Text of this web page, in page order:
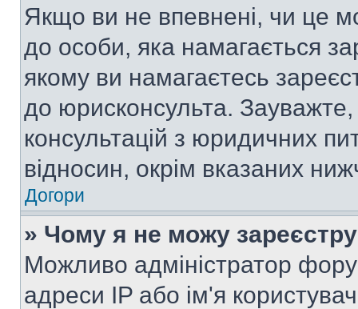
Якщо ви не впевнені, чи це
до особи, яка намагається
якому ви намагаєтесь
до юрисконсульта.
консультацій з юридичних
відносин, окрім вказаних
Догори
» Чому я не можу
Можливо адміністратор
адреси IP або ім'я